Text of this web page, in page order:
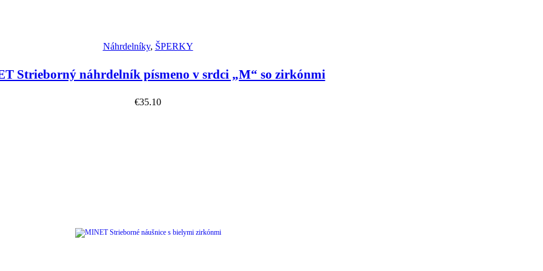
Náhrdelníky, ŠPERKY
Strieborný náhrdelník písmeno v srdci „M“ so zirkónmi
€35.10